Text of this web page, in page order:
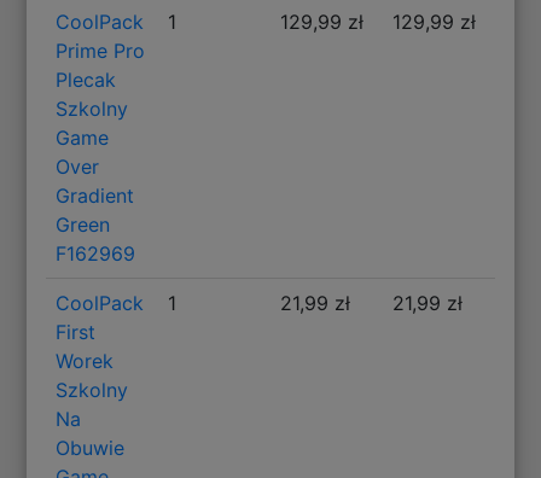
CoolPack
Prime Pro
Plecak
Szkolny
Game
Over
Gradient
Green
F162969
1 129,99 zł 129,99 zł
CoolPack
First
Worek
Szkolny
Na
Obuwie
1 21,99 zł 21,99 zł